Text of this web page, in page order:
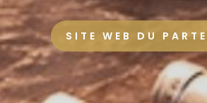
SITE WEB DU